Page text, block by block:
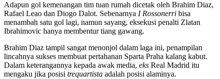
Adapun gol kemenangan tim tuan rumah dicetak oleh Brahim Diaz,
Rafael Leao dan Diogo Dalot. Sebenarnya I Rossonerri bisa
menambah satu gol lagi, namun sayang, eksekusi penalti Zlatan
Ibrahimovic hanya membentur tiang gawang.
Brahim Diaz tampil sangat menonjol dalam laga ini, penampilan
lincahnya sukses membuat pertahanan Sparta Praha kalang kabut.
Dalam keterangannya kepada awak media, eks Real Madrid itu
mengaku jika posisi trequartista adalah posisi alaminya.